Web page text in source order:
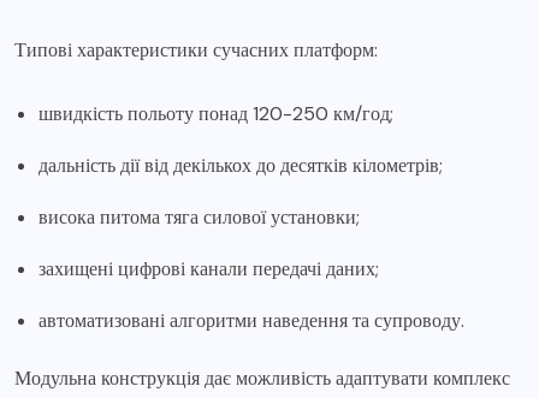
Типові характеристики сучасних платформ:
швидкість польоту понад 120-250 км/год;
дальність дії від декількох до десятків кілометрів;
висока питома тяга силової установки;
захищені цифрові канали передачі даних;
автоматизовані алгоритми наведення та супроводу.
Модульна конструкція дає можливість адаптувати комплекс